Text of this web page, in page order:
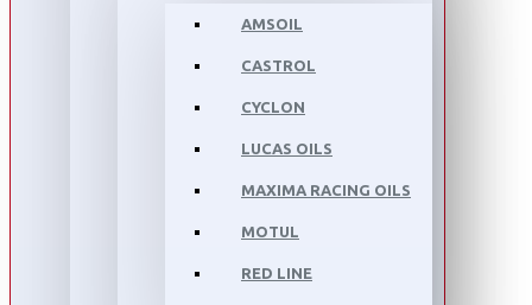
AMSOIL
CASTROL
CYCLON
LUCAS OILS
MAXIMA RACING OILS
MOTUL
RED LINE